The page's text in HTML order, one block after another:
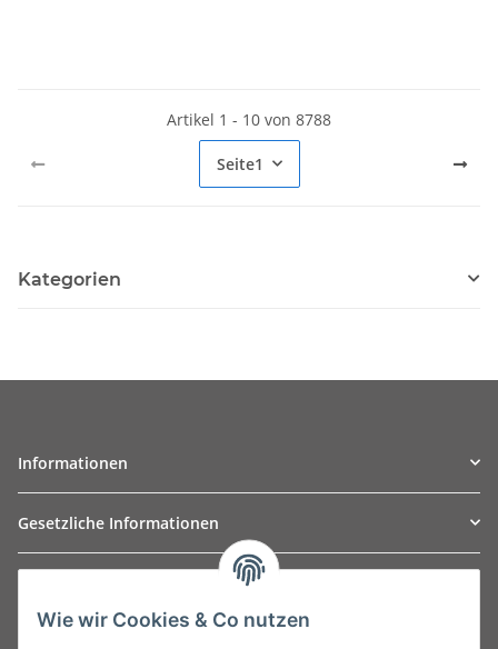
Artikel 1 - 10 von 8788
Seite1
Kategorien
Informationen
Gesetzliche Informationen
Leibnizstraße 2a
Wie wir Cookies & Co nutzen